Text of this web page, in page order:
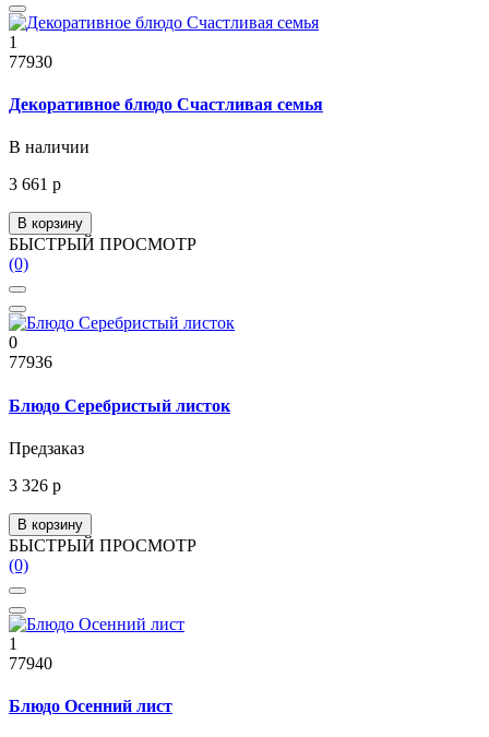
1
77930
Декоративное блюдо Счастливая семья
В наличии
3 661 р
В корзину
БЫСТРЫЙ ПРОСМОТР
(0)
0
77936
Блюдо Серебристый листок
Предзаказ
3 326 р
В корзину
БЫСТРЫЙ ПРОСМОТР
(0)
1
77940
Блюдо Осенний лист